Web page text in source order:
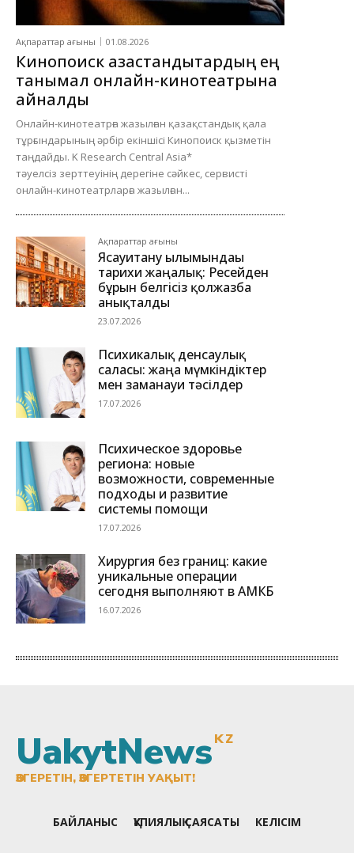
UakytNewsKZ
ӨЗГЕРЕТІН, ӨЗГЕРТЕТІН УАҚЫТ!
БАЙЛАНЫС ҚҰПИЯЛЫҚ САЯСАТЫ КЕЛІСІМ